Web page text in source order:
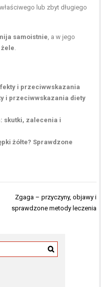
lub zbyt długiego
samoistnie , a w jego
i przeciwwskazania
i przeciwwskazania diety
skutki, zalecenia i
żółte? Sprawdzone
Zgaga – przyczyny, objawy i
sprawdzone metody leczenia